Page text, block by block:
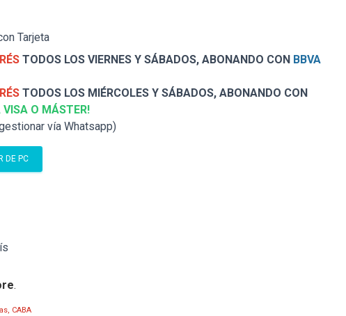
Tarjeta
TODOS LOS VIERNES Y SÁBADOS, ABONANDO CON BBVA
TODOS LOS MIÉRCOLES Y SÁBADOS, ABONANDO CON
VISA O MÁSTER!
vía Whatsapp)
DE PC
.
CABA